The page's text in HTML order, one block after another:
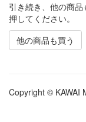
引き続き、他の商
押してください。
他の商品も買う
Copyright © KAWAI